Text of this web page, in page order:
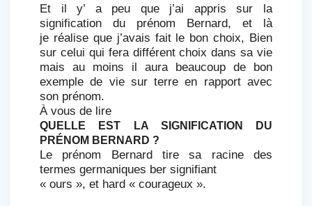
Et il y’ a peu que j’ai appris sur la
signification du prénom Bernard, et là
je réalise que j’avais fait le bon choix, Bien
sur celui qui fera différent choix dans sa vie
mais au moins il aura beaucoup de bon
exemple de vie sur terre en rapport avec
son prénom.
À vous de lire
QUELLE EST LA SIGNIFICATION DU
PRÉNOM BERNARD ?
Le prénom Bernard tire sa racine des
termes germaniques ber signifiant
« ours », et hard « courageux ».